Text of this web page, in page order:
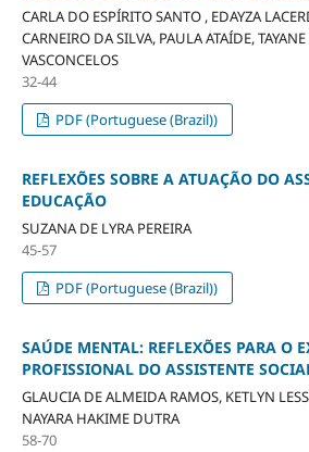
CARLA DO ESPÍRITO SANTO , EDAYZA
CARNEIRO DA SILVA, PAULA ATAÍDE,
VASCONCELOS
32-44
PDF (Portuguese (Brazil))
REFLEXÕES SOBRE A ATUAÇÃO DO
EDUCAÇÃO
SUZANA DE LYRA PEREIRA
45-57
PDF (Portuguese (Brazil))
SAÚDE MENTAL: REFLEXÕES PARA O
PROFISSIONAL DO ASSISTENTE
GLAUCIA DE ALMEIDA RAMOS, KETLYN
NAYARA HAKIME DUTRA
58-70